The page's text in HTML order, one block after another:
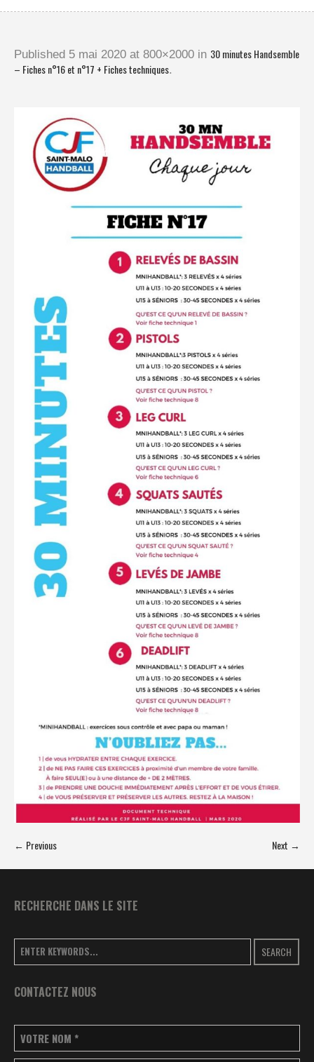
Published 5 mai 2020 at 800×2000 in 30 minutes Handsemble
– Fiches n°16 et n°17 + Fiches techniques.
← Previous Next →
RECHERCHE DANS LE SITE
SEARCH
CONTACTEZ NOUS
VOTRE NOM *